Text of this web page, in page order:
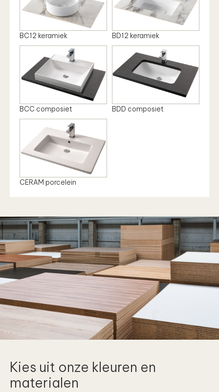
BC12 keramiek BD12 keramiek
BCC composiet BDD composiet
CERAM porcelein
Kies uit onze kleuren en
materialen